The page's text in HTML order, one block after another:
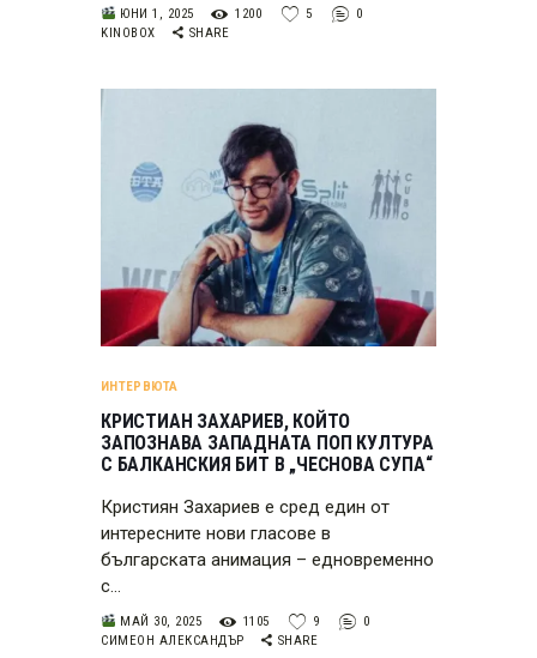
ЮНИ 1, 2025 1200 5
0
KINOBOX
SHARE
ИНТЕРВЮТА
КРИСТИАН ЗАХАРИЕВ, КОЙТО
ЗАПОЗНАВА ЗАПАДНАТА ПОП КУЛТУРА
С БАЛКАНСКИЯ БИТ В „ЧЕСНОВА СУПА“
Кристиян Захариев е сред един от
интересните нови гласове в
българската анимация – едновременно
с…
МАЙ 30, 2025 1105 9
0
СИМЕОН АЛЕКСАНДЪР
SHARE